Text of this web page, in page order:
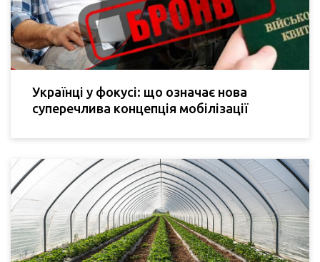
Українці у фокусі: що означає нова
суперечлива концепція мобілізації